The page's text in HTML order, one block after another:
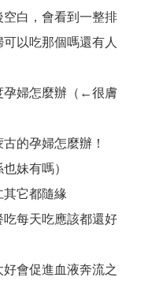
白，會看到一整排
以吃那個嗎還有人
孕婦怎麼辦（←很膚
的孕婦怎麼辦！
妹有嗎）
它都隨緣
每天吃應該都還好
會促進血液奔流之